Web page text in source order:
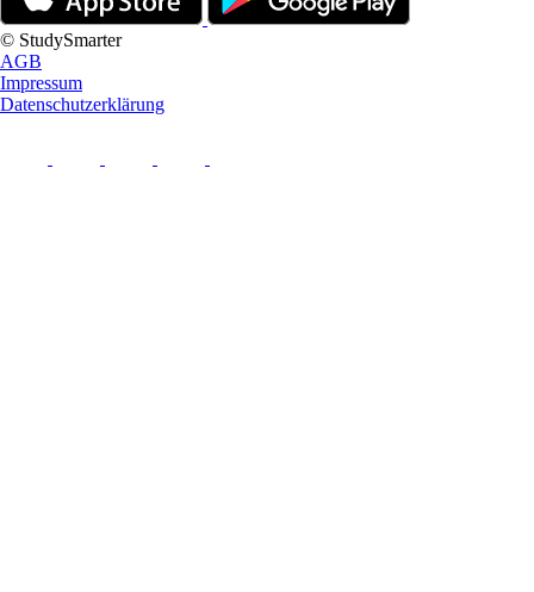
© StudySmarter
AGB
Impressum
Datenschutzerklärung